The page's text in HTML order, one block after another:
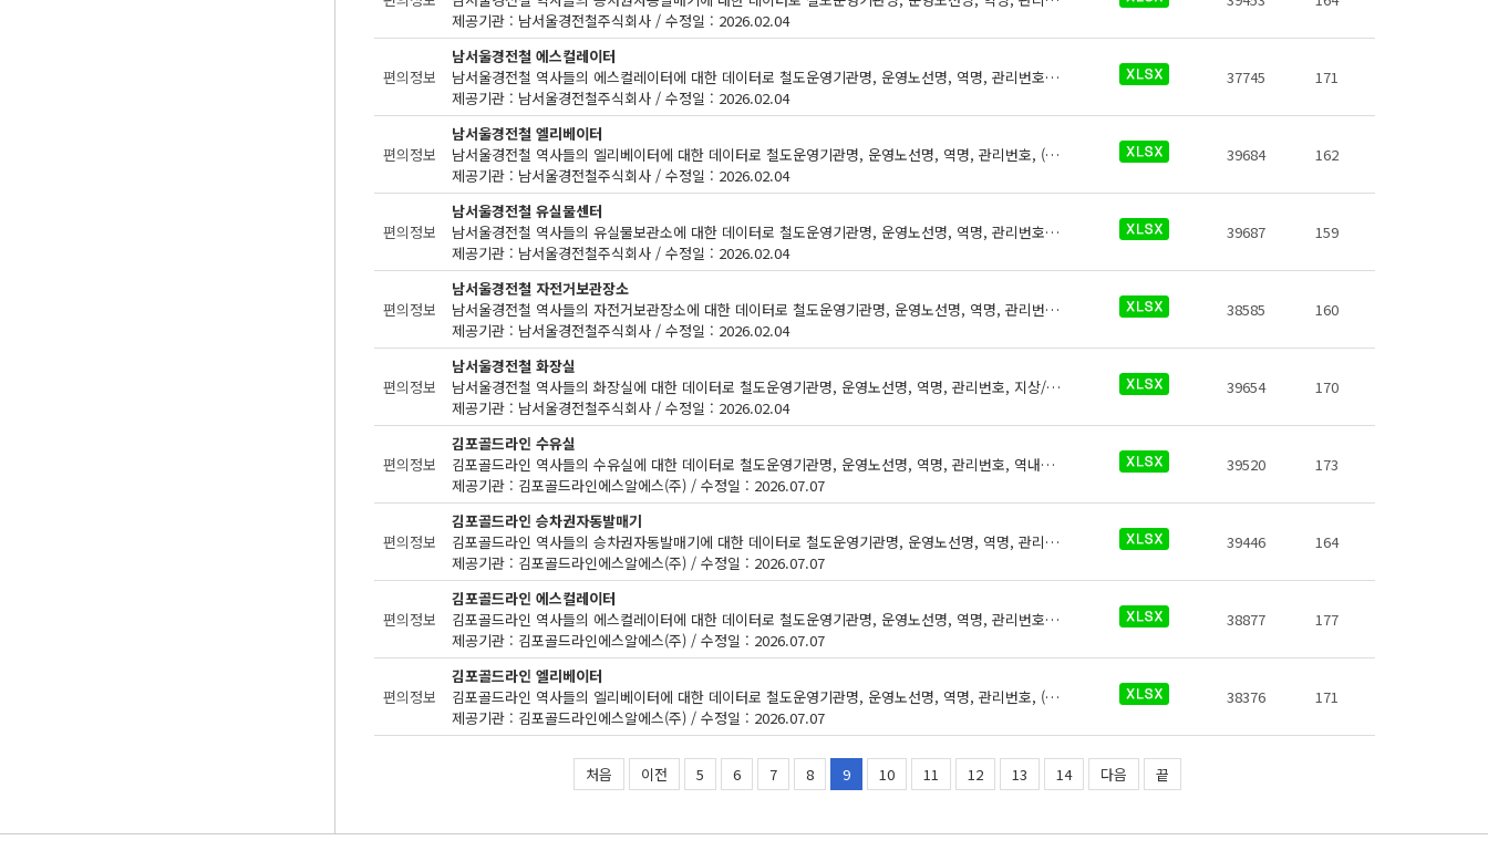
제공기관 : 남서울경전철주식회사 / 수정일 : 2026.02.04
편의정보
남서울경전철 에스컬레이터
남서울경전철 역사들의 에스컬레이터에 대한 데이터로 철도운영기관명, 운영노선명, 역명, 관리번호, 상하행구분, (근접)출입구번호, 시작층(지상/지하), 시작층(운행역층), 시작층(상세위치), 종료층(지상/지하), 종료층(운행역층), 종료층(상세위치), 승강기 상태, 승강기형폭, 승강기 일련번호, 데이터 기준일자, 참고사항이 있습니다.
제공기관 : 남서울경전철주식회사 / 수정일 : 2026.02.04
37745 171
편의정보
남서울경전철 엘리베이터
남서울경전철 역사들의 엘리베이터에 대한 데이터로 철도운영기관명, 운영노선명, 역명, 관리번호, (근접)출입구번호, 상세위치, 시작층(지상/지하), 시작층(운행역층), 종료층(지상/지하), 종료층(운행역층), 정원(인원수), 정원(중량)(kg), 승강기 상태, 승강기 일련번호, 데이터 기준일자, 참고사항이 있습니다.
제공기관 : 남서울경전철주식회사 / 수정일 : 2026.02.04
39684 162
편의정보
남서울경전철 유실물센터
남서울경전철 역사들의 유실물보관소에 대한 데이터로 철도운영기관명, 운영노선명, 역명, 관리번호, 역내시설구분, 지상지하구분, 역층, (근접) 출입구번호, 상세위치, 이용시간, 전화번호, 데이터 기준일자, 참고사항이 있습니다.
제공기관 : 남서울경전철주식회사 / 수정일 : 2026.02.04
39687 159
편의정보
남서울경전철 자전거보관장소
남서울경전철 역사들의 자전거보관장소에 대한 데이터로 철도운영기관명, 운영노선명, 역명, 관리번호, 출입구번호, 보관대수, 설치형태, 상세위치, 관리기관 전화번호, 관리기관명, 데이터 기준일자, 참고사항이 있습니다.
제공기관 : 남서울경전철주식회사 / 수정일 : 2026.02.04
38585 160
편의정보
남서울경전철 화장실
남서울경전철 역사들의 화장실에 대한 데이터로 철도운영기관명, 운영노선명, 역명, 관리번호, 지상/지하 구분, 역층, 게이트 내외 구분, (근접) 출입구번호, 상세위치, 화장실 구분, 데이터 기준일자, 참고사항이 있습니다.
제공기관 : 남서울경전철주식회사 / 수정일 : 2026.02.04
39654 170
편의정보
김포골드라인 수유실
김포골드라인 역사들의 수유실에 대한 데이터로 철도운영기관명, 운영노선명, 역명, 관리번호, 역내시설구분, 지상지하구분, 역층, (근접) 출입구번호, 상세위치, 수유실유아침대수, 수유실 소파수, 수유실 전자레인지 수, 수유실 간이세면대 수, 이용시간, 전화번호, 데이터 기준일자, 참고사항이 있습니다.
제공기관 : 김포골드라인에스알에스(주) / 수정일 : 2026.07.07
39520 173
편의정보
김포골드라인 승차권자동발매기
김포골드라인 역사들의 승차권자동발매기에 대한 데이터로 철도운영기관명, 운영노선명, 역명, 관리번호, 발매기 유형, 지상지하구분, 역층, (근접)출구번호, 상세위치, 발매기수, 데이터 기준일자, 참고사항이 있습니다.
제공기관 : 김포골드라인에스알에스(주) / 수정일 : 2026.07.07
39446 164
편의정보
김포골드라인 에스컬레이터
김포골드라인 역사들의 에스컬레이터에 대한 데이터로 철도운영기관명, 운영노선명, 역명, 관리번호, 상하행구분, (근접)출입구번호, 시작층(지상/지하), 시작층(운행역층), 시작층(상세위치), 종료층(지상/지하), 종료층(운행역층), 종료층(상세위치), 승강기 상태, 승강기형폭, 승강기 일련번호, 데이터 기준일자, 참고사항이 있습니다.
제공기관 : 김포골드라인에스알에스(주) / 수정일 : 2026.07.07
38877 177
편의정보
김포골드라인 엘리베이터
김포골드라인 역사들의 엘리베이터에 대한 데이터로 철도운영기관명, 운영노선명, 역명, 관리번호, (근접)출입구번호, 상세위치, 시작층(지상/지하), 시작층(운행역층), 종료층(지상/지하), 종료층(운행역층), 정원(인원수), 정원(중량)(kg), 승강기 상태, 승강기 일련번호, 데이터 기준일자, 참고사항이 있습니다.
제공기관 : 김포골드라인에스알에스(주) / 수정일 : 2026.07.07
38376 171
처음 이전 5 6 7 8 9 10 11 12 13 14 다음 끝